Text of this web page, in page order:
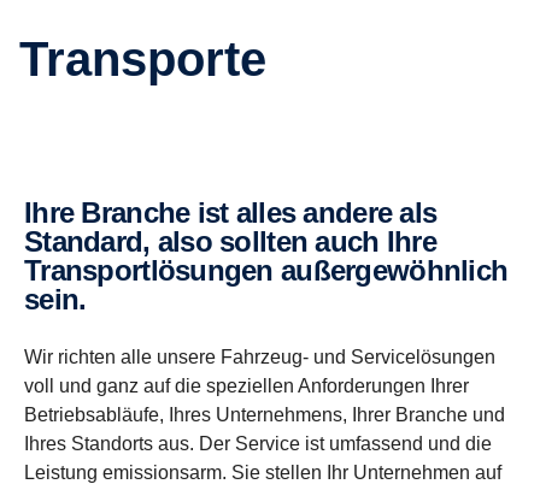
Transporte
Ihre Branche ist alles andere als
Standard, also sollten auch Ihre
Transportlösungen außergewöhnlich
sein.
Wir richten alle unsere Fahrzeug- und Servicelösungen
voll und ganz auf die speziellen Anforderungen Ihrer
Betriebsabläufe, Ihres Unternehmens, Ihrer Branche und
Ihres Standorts aus. Der Service ist umfassend und die
Leistung emissionsarm. Sie stellen Ihr Unternehmen auf